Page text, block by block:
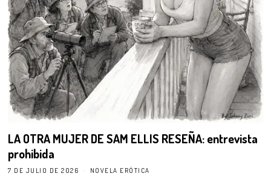
LA OTRA MUJER DE SAM ELLIS RESEÑA: entrevista
prohibida
7 DE JULIO DE 2026 NOVELA ERÓTICA